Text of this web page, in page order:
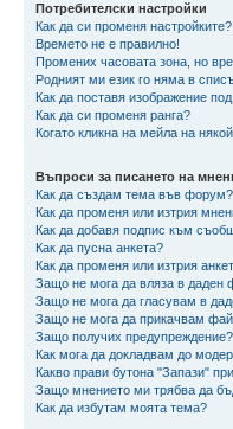
Потребителски настройки
Как да си променя настройките?
Времето не е правилно!
Промених часовата зона, но
Родният ми език го няма в
Как да поставя изображение
Как да си променя ранга?
Когато кликна на мейла на
Въпроси за писането на
Как да създам тема във форум?
Как да променя или изтрия
Как да добавя подпис към
Как да пусна анкета?
Как да променя или изтрия
Защо не мога да вляза в даден
Защо не мога да гласувам в
Защо не мога да прикачвам
Защо получих предупреждение?
Как мога да докладвам до
Какво прави бутона "Запази"
Защо мнението ми трябва да
Как да избутам моята тема?